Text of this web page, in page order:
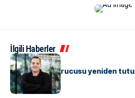
İlgili Haberler
ASAYIŞ
Papara’nın kurucusu yeniden